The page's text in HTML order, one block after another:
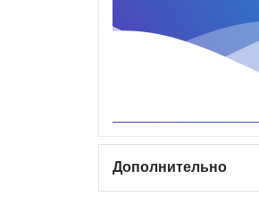
Дополнительно